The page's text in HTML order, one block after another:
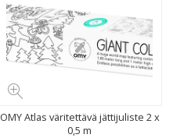
OMY Atlas väritettävä jättijuliste 2 x
0,5 m